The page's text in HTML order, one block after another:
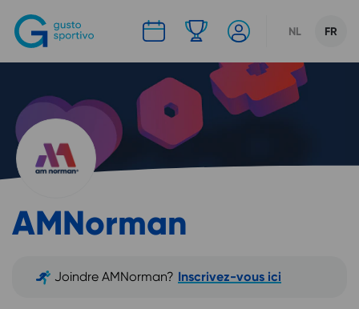
NL FR
AMNorman
Joindre AMNorman? Inscrivez-vous ici